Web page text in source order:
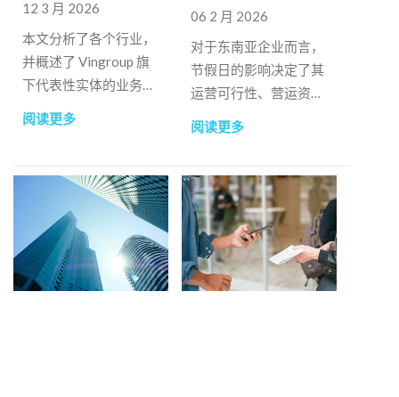
12 3 月 2026
本文分析了各个行业，
并概述了 Vingroup 旗
下代表性实体的业务绩
效。
阅读更多
06 2 月 2026
对于东南亚企业而言，
节假日的影响决定了其
运营可行性、营运资金
需求和竞争地位。
阅读更多